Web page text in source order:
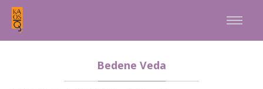
Bedene Veda